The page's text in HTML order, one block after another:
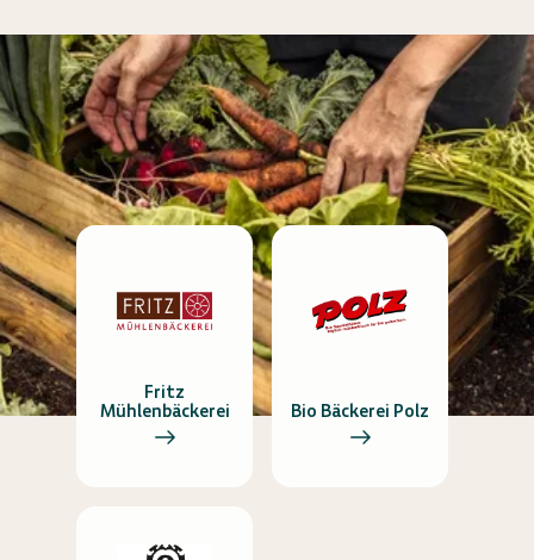
Fritz
Mühlenbäckerei
Bio Bäckerei Polz